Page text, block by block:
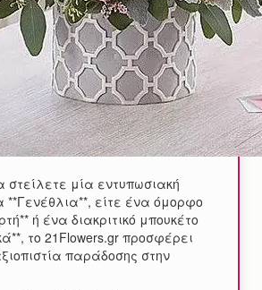
στείλετε μία εντυπωσιακή
**Γενέθλια**, είτε ένα όμορφο
ή ένα διακριτικό μπουκέτο
το 21Flowers.gr προσφέρει
παράδοσης στην